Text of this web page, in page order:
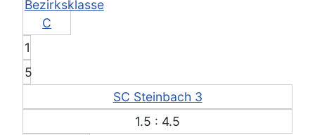
Bezirksklasse
C
1
5
SC Steinbach 3
1.5 : 4.5